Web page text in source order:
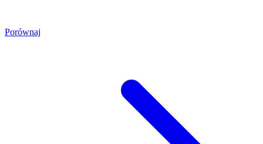
Porównaj